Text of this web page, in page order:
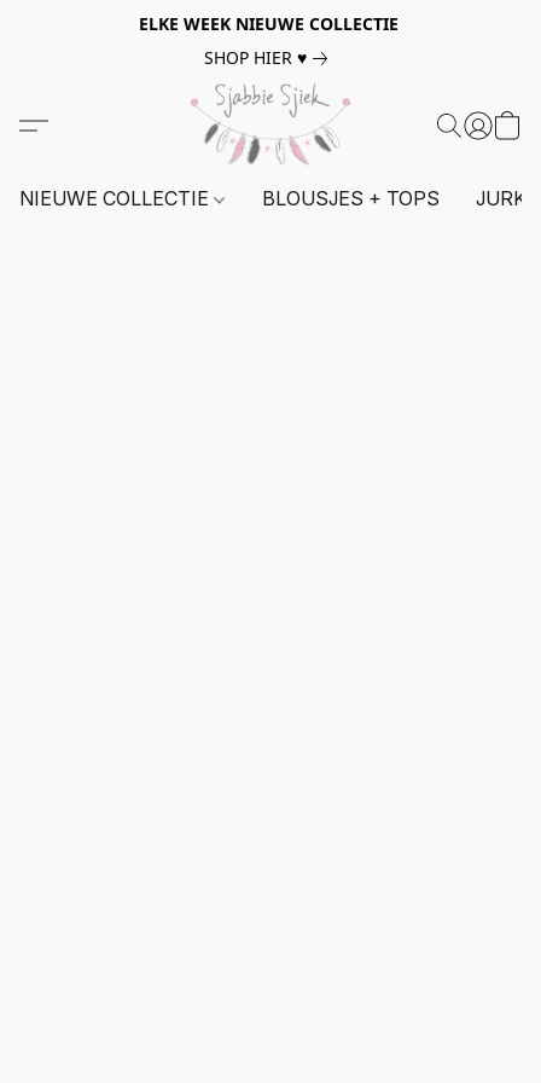
ELKE WEEK NIEUWE COLLECTIE
SHOP HIER ♥
NIEUWE COLLECTIE BLOUSJES + TOPS